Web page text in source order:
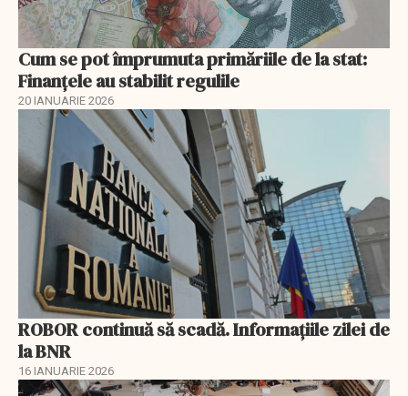
Cum se pot împrumuta primăriile de la stat:
Finanțele au stabilit regulile
20 IANUARIE 2026
ROBOR continuă să scadă. Informaţiile zilei de
la BNR
16 IANUARIE 2026